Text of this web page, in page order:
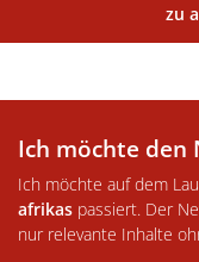
zu
Ich möchte
Ich möchte auf dem
afrikas passiert. Der
nur relevante Inhalte